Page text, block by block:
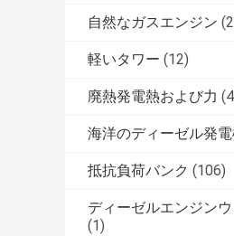
自然なガスエンジン
軽いタワー (12)
廃熱発電熱および力
海洋のディーゼル発
抵抗負荷バンク (106)
ディーゼルエンジン
(1)